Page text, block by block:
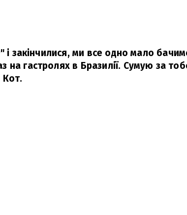
і закінчилися, ми все одно мало
на гастролях в Бразилії. Сумую за
Кот.